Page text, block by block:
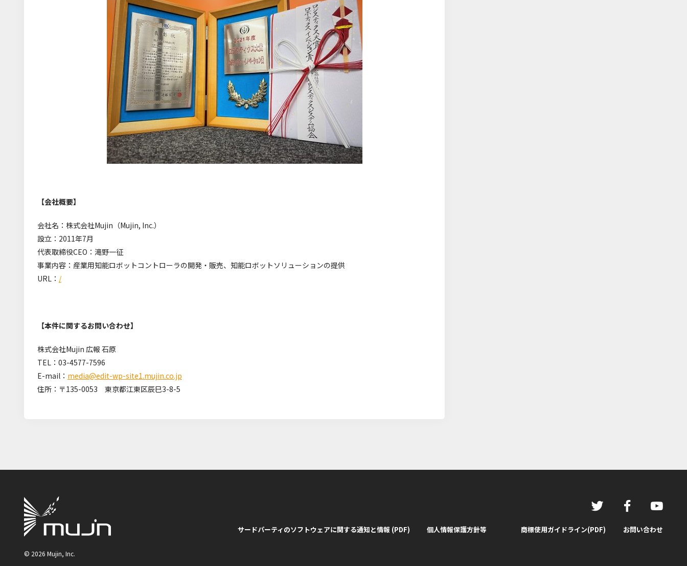
【会社概要】
会社名：株式会社Mujin（Mujin, Inc.）
設立：2011年7月
代表取締役CEO： 滝野一征
事業内容：産業用知能ロボットコントローラの開発・販売、知能ロボットソリューションの提供
URL： /
【本件に関するお問い合わせ】
株式会社Mujin 広報 石原
TEL：03-4577-7596
E-mail： media@edit-wp-site1.mujin.co.jp
住所：〒135-0053 東京都江東区辰巳3-8-5
サードパーティのソフトウェアに関する通知と情報 (PDF) 個人情報保護方針等 商標使用ガイドライン(PDF) お問い合わせ
© 2026 Mujin, Inc.